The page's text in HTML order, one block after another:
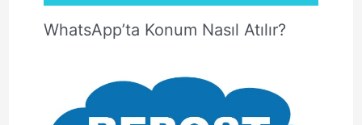
WhatsApp’ta Konum Nasıl Atılır?